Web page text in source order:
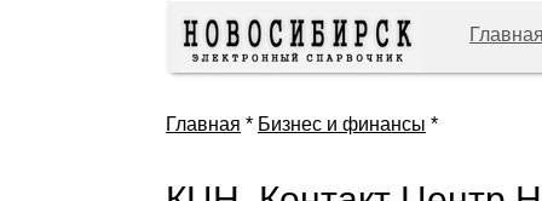
Главная * Бизнес и финансы *